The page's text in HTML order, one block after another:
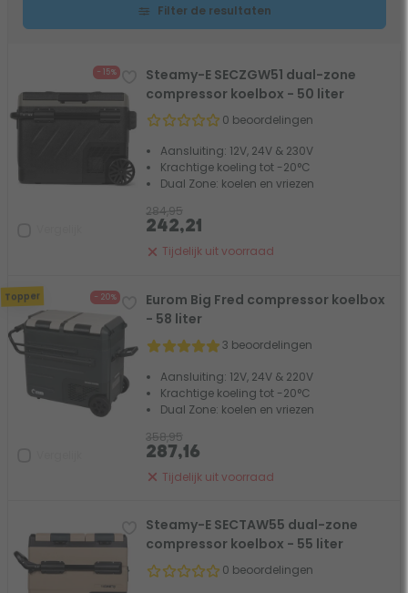
Filter de resultaten
- 15%
Steamy-E SECZGW51 dual-zone
compressor koelbox - 50 liter
0 beoordelingen
Aansluiting: 12V, 24V & 230V
Krachtige koeling tot -20°C
Dual Zone: koelen en vriezen
Tijdelijk uit voorraad
284,95
242,21
Topper - 20%
Eurom Big Fred compressor koelbox
- 58 liter
3 beoordelingen
Aansluiting: 12V, 24V & 220V
Krachtige koeling tot -20°C
Dual Zone: koelen en vriezen
Tijdelijk uit voorraad
358,95
287,16
Steamy-E SECTAW55 dual-zone
compressor koelbox - 55 liter
0 beoordelingen